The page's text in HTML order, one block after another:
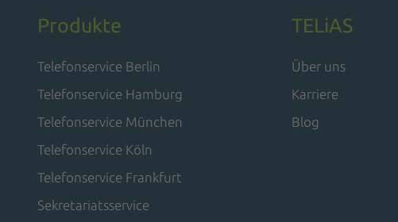
Produkte
Telefonservice Berlin
Telefonservice Hamburg
Telefonservice München
Telefonservice Köln
Telefonservice Frankfurt
Sekretariatsservice
TELiAS
Über uns
Karriere
Blog